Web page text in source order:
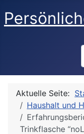
Aktuelle Seite:
Haushalt und
Trinkflasche